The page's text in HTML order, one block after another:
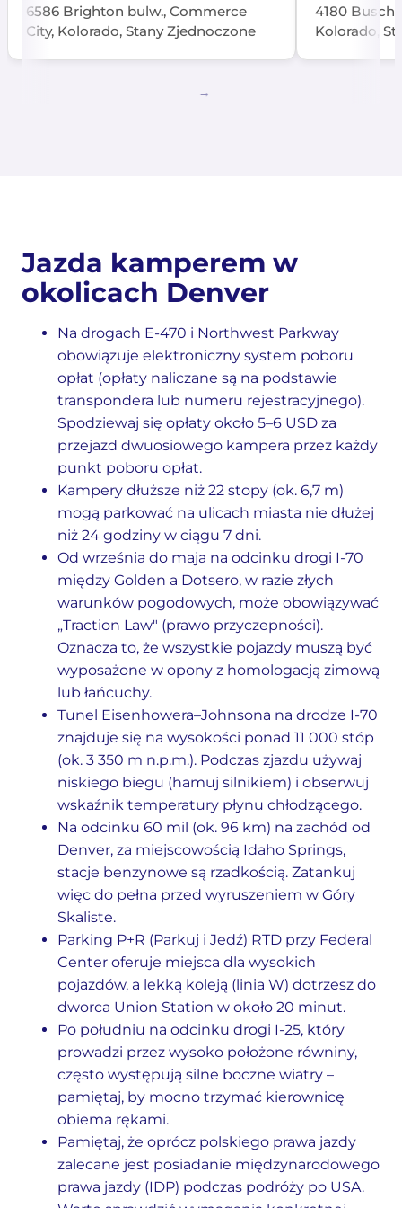
6586 Brighton bulw., Commerce
City, Kolorado, Stany Zjednoczone
4180 Busch
Kolorado,
Jazda kamperem w
okolicach Denver
Na drogach E-470 i Northwest Parkway
obowiązuje elektroniczny system poboru
opłat (opłaty naliczane są na podstawie
transpondera lub numeru rejestracyjnego).
Spodziewaj się opłaty około 5–6 USD za
przejazd dwuosiowego kampera przez każdy
punkt poboru opłat.
Kampery dłuższe niż 22 stopy (ok. 6,7 m)
mogą parkować na ulicach miasta nie dłużej
niż 24 godziny w ciągu 7 dni.
Od września do maja na odcinku drogi I-70
między Golden a Dotsero, w razie złych
warunków pogodowych, może obowiązywać
„Traction Law" (prawo przyczepności).
Oznacza to, że wszystkie pojazdy muszą być
wyposażone w opony z homologacją zimową
lub łańcuchy.
Tunel Eisenhowera–Johnsona na drodze I-70
znajduje się na wysokości ponad 11 000 stóp
(ok. 3 350 m n.p.m.). Podczas zjazdu używaj
niskiego biegu (hamuj silnikiem) i obserwuj
wskaźnik temperatury płynu chłodzącego.
Na odcinku 60 mil (ok. 96 km) na zachód od
Denver, za miejscowością Idaho Springs,
stacje benzynowe są rzadkością. Zatankuj
więc do pełna przed wyruszeniem w Góry
Skaliste.
Parking P+R (Parkuj i Jedź) RTD przy Federal
Center oferuje miejsca dla wysokich
pojazdów, a lekką koleją (linia W) dotrzesz do
dworca Union Station w około 20 minut.
Po południu na odcinku drogi I-25, który
prowadzi przez wysoko położone równiny,
często występują silne boczne wiatry –
pamiętaj, by mocno trzymać kierownicę
obiema rękami.
Pamiętaj, że oprócz polskiego prawa jazdy
zalecane jest posiadanie międzynarodowego
prawa jazdy (IDP) podczas podróży po USA.